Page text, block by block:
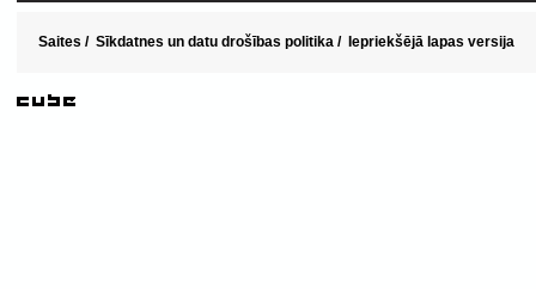
Saites / Sīkdatnes un datu drošības politika / Iepriekšējā lapas versija